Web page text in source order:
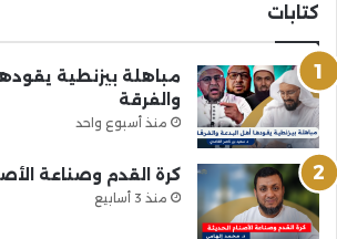
كتابات
مباهلة بيزنطية
والفرقة
منذ أسبوع واحد
كرة القدم وصناعة
منذ 3 أسابيع